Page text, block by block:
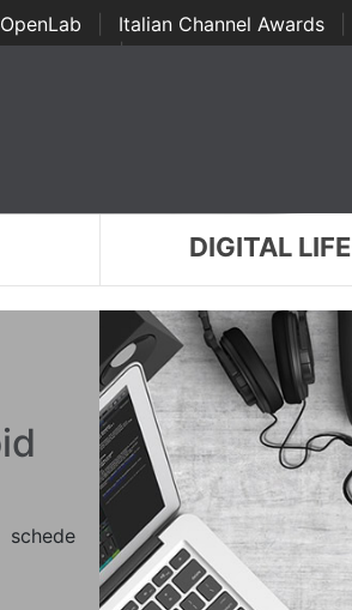
Italian Channel Awards
Awards | ...
DIGITAL LIFE